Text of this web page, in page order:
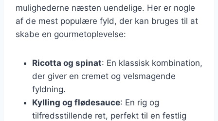
mulighederne næsten uendelige. Her er nogle
af de mest populære fyld, der kan bruges til at
skabe en gourmetoplevelse:
Ricotta og spinat: En klassisk kombination,
der giver en cremet og velsmagende
fyldning.
Kylling og flødesauce: En rig og
tilfredsstillende ret, perfekt til en festlig